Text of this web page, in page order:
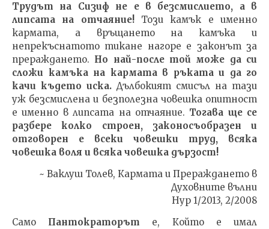
Трудът на Сизиф не е в безсмислието, а в
липсата на отчаяние!Този камък е именно
кармата, а връщането на камъка и
непрекъснатото тикане нагоре е законът за
прераждането. Но най-после той може да си
сложи камъка на кармата в ръката и да го
качи където иска. Дълбокият смисъл на тази
уж безсмислена и безполезна човешка опитност
е именно в липсата на отчаяние. Тогава ще се
разбере колко строен, законосъобразен и
отговорен е всеки човешки труд, всяка
човешка воля и всяка човешка дързост!
~ Ваклуш Толев, Кармата и Прераждането в
Духовните вълни
Нур 1/2013, 2/2008
Само Пантократорът е, Който е имал